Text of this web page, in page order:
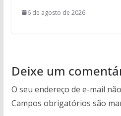
6 de agosto de 2026
Deixe um
O seu endereço de e-mail
Campos obrigatórios são